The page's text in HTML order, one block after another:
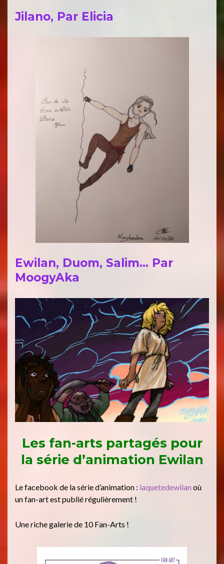
Jilano, Par Elicia
Ewilan, Duom, Salim… Par
MoogyAka
Les fan-arts partagés pour
la série d’animation Ewilan
Le facebook de la série d’animation : laquetedewilan où
un fan-art est publié régulièrement !
Une riche galerie de 10 Fan-Arts !